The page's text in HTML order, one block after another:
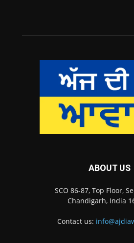
ABOUT US
SCO 86-87, Top Floor,
Chandigarh, India
Contact us: